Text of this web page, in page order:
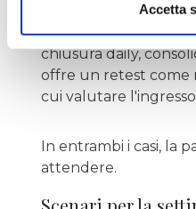
Accetta
rapporto
titolo supera con
chiusura daily,
offre un retest come
cui valutare
In entrambi i casi, la
attendere.